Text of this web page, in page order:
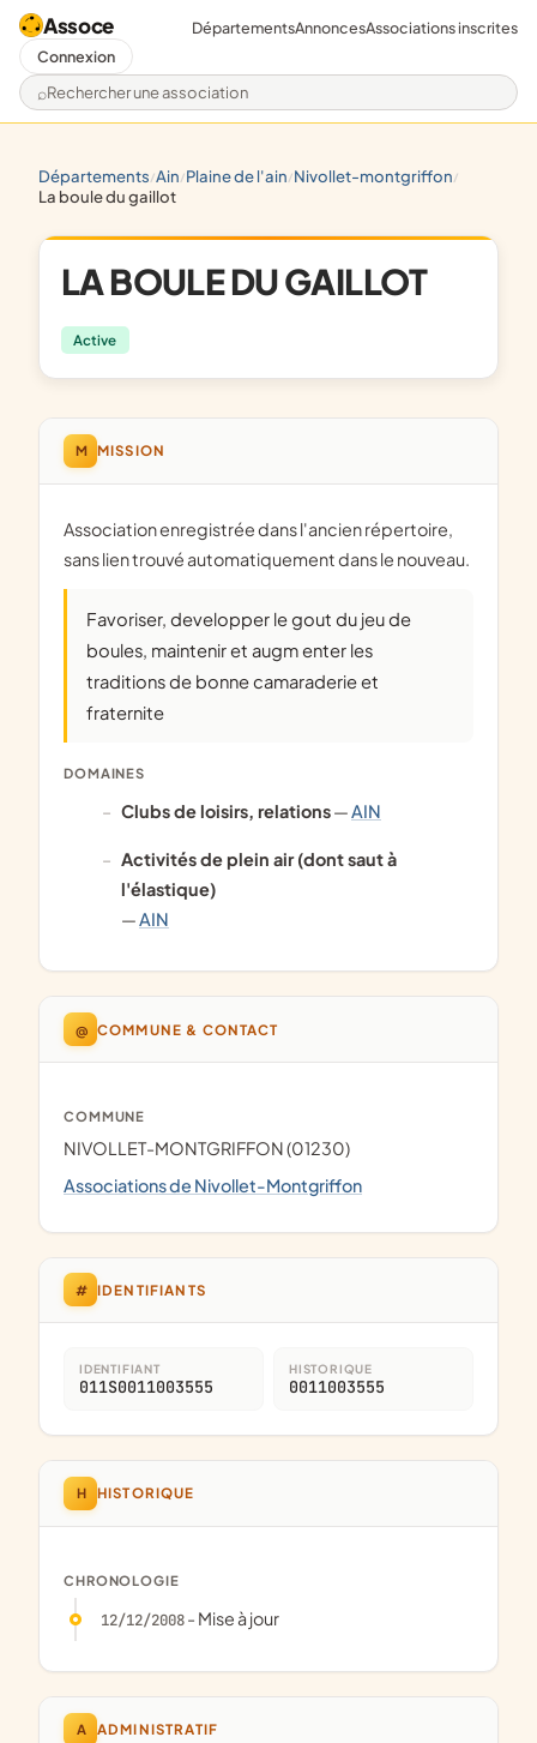
Assoce
Rechercher une association
DépartementsAnnoncesAssociations inscrites
Connexion
départements/ ain/ plaine de l'ain/ nivollet-montgriffon/
la boule du gaillot
LA BOULE DU GAILLOT
Active
M MISSION
Association enregistrée dans l'ancien répertoire,
sans lien trouvé automatiquement dans le nouveau.
Favoriser, developper le gout du jeu de
boules, maintenir et augm enter les
traditions de bonne camaraderie et
fraternite
DOMAINES
clubs de loisirs, relations—AIN
activités de plein air (dont saut à
l'élastique)
—AIN
@ COMMUNE & CONTACT
COMMUNE
NIVOLLET-MONTGRIFFON (01230)
Associations de Nivollet-Montgriffon
# IDENTIFIANTS
IDENTIFIANT
011S0011003555
HISTORIQUE
0011003555
H HISTORIQUE
CHRONOLOGIE
12/12/2008- Mise à jour
A ADMINISTRATIF